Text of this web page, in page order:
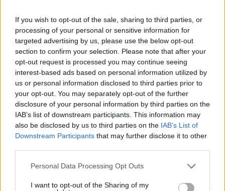
If you wish to opt-out of the sale, sharing to third parties, or
processing of your personal or sensitive information for
targeted advertising by us, please use the below opt-out
section to confirm your selection. Please note that after your
opt-out request is processed you may continue seeing
interest-based ads based on personal information utilized by
us or personal information disclosed to third parties prior to
your opt-out. You may separately opt-out of the further
disclosure of your personal information by third parties on the
IAB’s list of downstream participants. This information may
also be disclosed by us to third parties on the IAB’s List of
Downstream Participants that may further disclose it to other
Please note that this website/app uses one or more Google
not limited to your visit or usage behaviour. You may click to
Personal Data Processing Opt Outs
I want to opt-out of the Sharing of my
Ο «Δράκος» του Λονδίνου: 40χρονος με
προβλήματα όρασης σκότωνε και βίαζε γυναίκες,
η αστυνομία τον είχε συλλάβει και τον άφησε
ελεύθερο
07.08.2026, 22:54